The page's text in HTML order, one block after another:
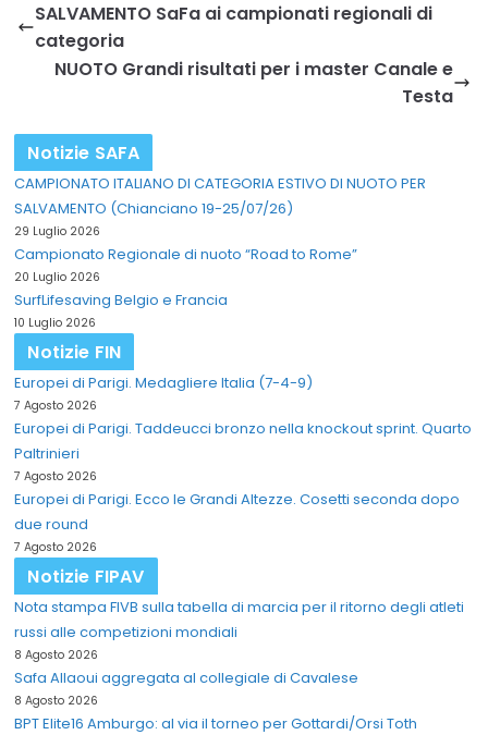
SALVAMENTO SaFa ai campionati regionali di
categoria
NUOTO Grandi risultati per i master Canale e
Testa
Notizie SAFA
CAMPIONATO ITALIANO DI CATEGORIA ESTIVO DI NUOTO PER
SALVAMENTO (Chianciano 19-25/07/26)
29 Luglio 2026
Campionato Regionale di nuoto “Road to Rome”
20 Luglio 2026
SurfLifesaving Belgio e Francia
10 Luglio 2026
Notizie FIN
Europei di Parigi. Medagliere Italia (7-4-9)
7 Agosto 2026
Europei di Parigi. Taddeucci bronzo nella knockout sprint. Quarto
Paltrinieri
7 Agosto 2026
Europei di Parigi. Ecco le Grandi Altezze. Cosetti seconda dopo
due round
7 Agosto 2026
Notizie FIPAV
Nota stampa FIVB sulla tabella di marcia per il ritorno degli atleti
russi alle competizioni mondiali
8 Agosto 2026
Safa Allaoui aggregata al collegiale di Cavalese
8 Agosto 2026
BPT Elite16 Amburgo: al via il torneo per Gottardi/Orsi Toth